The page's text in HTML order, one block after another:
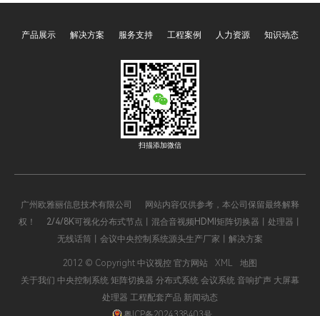
日常运营的全流程。这两项
动，将分散的声、光、电设
决了传统展厅设备操作繁
琐、效率低下的痛点，既保
障了展示效果的统一性，又
降低了运营管理成本，成为
现代展厅不可或缺的核心功
场景智能联动的关键职责。
络、智能四大类型的中央控
技术特性与功能优势，覆盖
了从家庭、办公到工业、文
旅等全场景，成为推动智能
化升级的核心支撑。四大主
机既相互关联、可协同运
不同场景的核心需求，以下
用逻辑。
产品展示 解决方案 服务支持 工程案例 人力资源 知识动态
扫描添加微信
广州欧雅丽信息技术有限公司 网站内容仅供参考，本公司保留最终解释
权！ 2/4/8K可视化分布式节点丨混合音视频HDMI矩阵切换器丨处理器丨
无线话筒丨会议中央控制系统源头生产厂家丨解决方案
2012 © Copyright 中议视控 官方网站 XML
地图
关于我们 中央控制系统 矩阵切换器 分布式系统 会议系统 音响扩声 大屏幕
处理器 工程配套产品 新闻动态